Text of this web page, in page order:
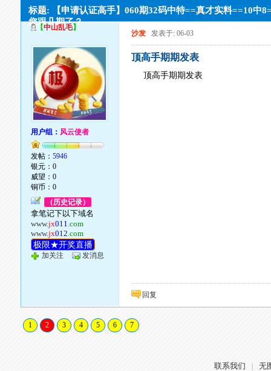
标题: 【申请认证高手】060期32码中特==真才实料==10中
您跟几期了？
【中山乱毛】
用户组： 风云使者
发帖：5946
银元：0
威望：0
铜币：0
（历史记录）
拿笔记下以下域名
www.jx011.com
www.jx012.com
极限★开奖直播
加关注 发消息
沙发 发表于: 06-03
顶高手期期发表
顶高手期期发表
回复
1 2 3 4 5 6 7
联系我们 无